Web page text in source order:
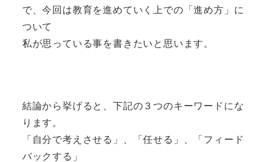
で、今回は教育を進めていく上での「進め方」に
ついて
私が思っている事を書きたいと思います。
結論から挙げると、下記の３つのキーワードにな
ります。
「自分で考えさせる」、「任せる」、「フィード
バックする」